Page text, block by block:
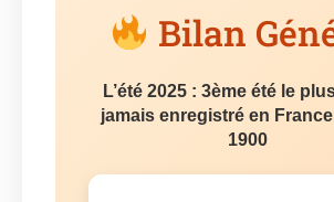
Bilan
L’été 2025 : 3ème été le
jamais enregistré en
1900